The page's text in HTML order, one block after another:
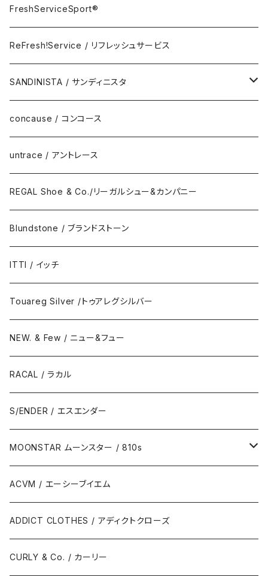
Accessory
Eyewear
FreshServiceSport®
ReFresh!Service / リフレッシュサービス
FreshServiceSport®
ReFresh!Service / リフレッシュサービス
SANDINISTA / サンディニスタ
DAILY STANDARD
concause / コンコース
untrace / アントレース
REGAL Shoe & Co./リーガルシュー&カンパニー
Blundstone / ブランドストーン
ITTI / イッチ
Touareg Silver /トゥアレグシルバー
NEW. & Few / ニュー&フュー
RACAL / ラカル
S/ENDER / エスエンダー
MOONSTAR ムーンスター / 810s
MOONSTAR / ムーンスター
810s / エイトテンス
ACVM / エーシーブイエム
ADDICT CLOTHES / アディクトクローズ
CURLY & Co. / カーリー